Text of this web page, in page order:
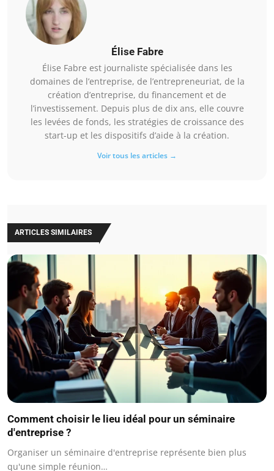
Élise Fabre
Élise Fabre est journaliste spécialisée dans les
domaines de l’entreprise, de l’entrepreneuriat, de la
création d’entreprise, du financement et de
l’investissement. Depuis plus de dix ans, elle couvre
les levées de fonds, les stratégies de croissance des
start-up et les dispositifs d’aide à la création.
Voir tous les articles →
ARTICLES SIMILAIRES
Comment choisir le lieu idéal pour un séminaire
d'entreprise ?
Organiser un séminaire d'entreprise représente bien plus
qu'une simple réunion…